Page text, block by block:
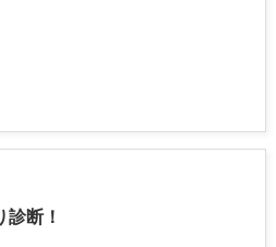
診断！